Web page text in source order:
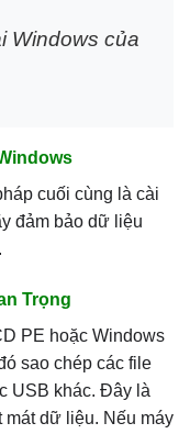
Windows của
cuối cùng là cài
đảm bảo dữ liệu
Trọng
PE hoặc Windows
sao chép các file
USB khác. Đây là
mát dữ liệu. Nếu máy